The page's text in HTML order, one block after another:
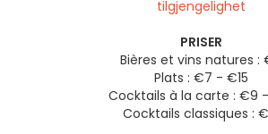
tilgjengelighet
PRISER
Bières et vins natures :
Plats : €7 - €15
Cocktails à la carte : €9
Cocktails classiques :